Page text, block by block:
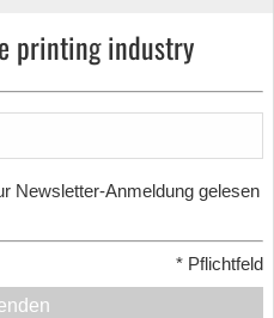
printing industry
Newsletter-Anmeldung gelesen
* Pflichtfeld